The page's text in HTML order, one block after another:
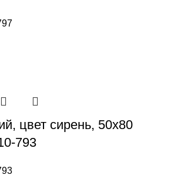
цвет сирень, 50х80
793